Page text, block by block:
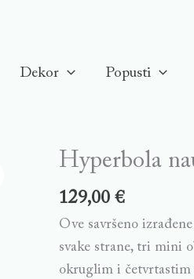
Dekor Popusti
Hyperbola
129,00€
Ove savršeno
svake strane, tri mini
okruglim i četvrtastim
Hyperbola
Bijele,
Rose
gold
pozlata